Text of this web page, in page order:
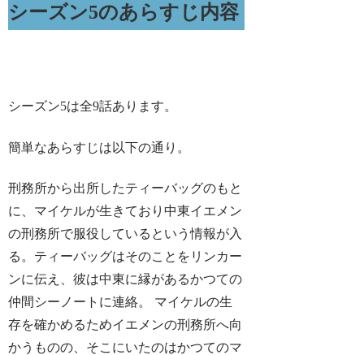
シーズン5のあらすじ内容
シーズン5は全9話あります。
簡単なあらすじは以下の通り。
刑務所から出所したティーバッグのもと
に、マイケルが生きており中東イエメン
の刑務所で服役しているという情報が入
る。ティーバッグはそのことをリンカー
ンに伝え、彼は中東に縁があるかつての
仲間シーノートに連絡。 マイケルの生
存を確かめるためイエメンの刑務所へ向
かうものの、そこにいたのはかつてのマ